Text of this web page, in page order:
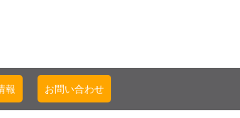
報 お問い合わせ